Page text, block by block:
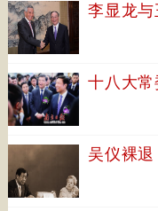
李显龙
十八大
吴仪裸